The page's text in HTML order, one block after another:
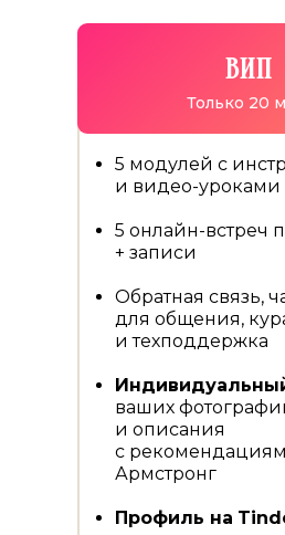
ВИП
Только 20
5 модулей с
и видео-уроками
5 онлайн-встреч
+ записи
Обратная связь,
для общения,
и техподдержка
ваших
и описания
с
Армстронг
Профиль на